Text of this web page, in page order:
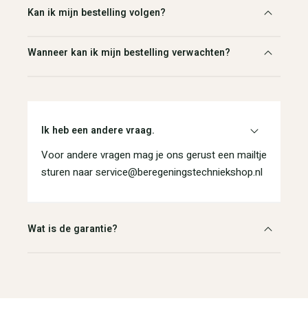
Kan ik mijn bestelling volgen?
Wanneer kan ik mijn bestelling verwachten?
Ik heb een andere vraag.
Voor andere vragen mag je ons gerust een mailtje
sturen naar service@beregeningstechniekshop.nl
Wat is de garantie?